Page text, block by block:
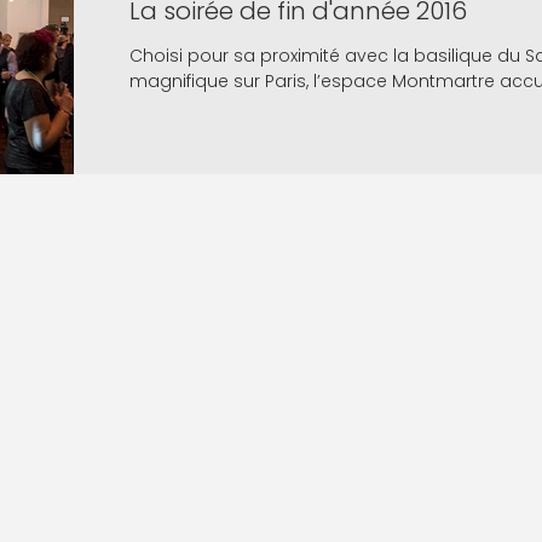
La soirée de fin d'année 2016
Choisi pour sa proximité avec la basilique du
magnifique sur Paris, l’espace Montmartre